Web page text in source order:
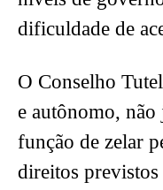
dificuldade de
O Conselho
e autônomo,
função de zelar
direitos